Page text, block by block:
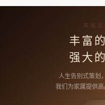
高端
丰富
强大
人生告别式策划
我们为家属提供